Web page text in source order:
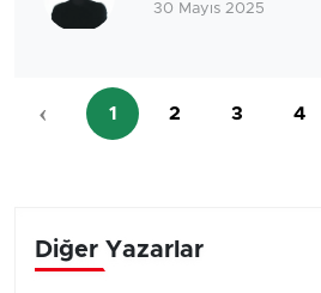
30 Mayıs 2025
‹ 1 2 3 4
Diğer Yazarlar